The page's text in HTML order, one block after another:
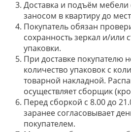
Доставка и подъём мебели
заносом в квартиру до
Покупатель обязан
сохранность зеркал и/или
упаковки.
При доставке покупателю
количество упаковок с
товарной накладной.
осуществляет сборщик
Перед сборкой с 8.00 до
заранее согласовывает
покупателем.